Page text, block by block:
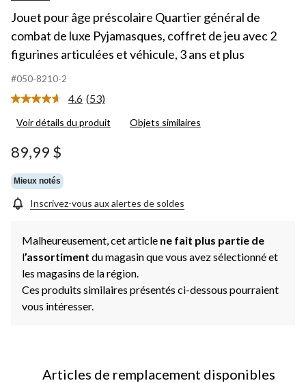
Jouet pour âge préscolaire Quartier général de
combat de luxe Pyjamasques, coffret de jeu avec 2
figurines articulées et véhicule, 3 ans et plus
#050-8210-2
4.6 Lire
53
(53)
Voir détails du produit Objets similaires
89,99 $
Mieux notés
Inscrivez-vous aux alertes de soldes
Malheureusement, cet article ne fait plus partie de
l’assortiment du magasin que vous avez sélectionné et
les magasins de la région.
Ces produits similaires présentés ci-dessous pourraient
vous intéresser.
Articles de remplacement disponibles